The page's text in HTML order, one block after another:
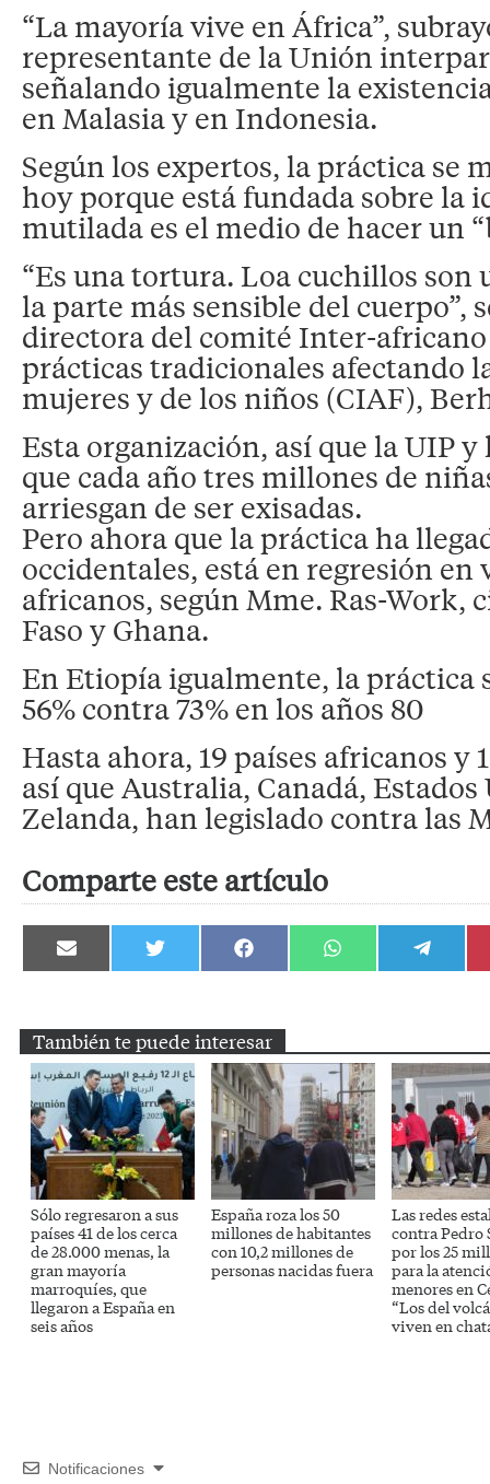
“La mayoría vive en África”,
representante de la Unión
señalando igualmente la
en Malasia y en Indonesia.
Según los expertos, la práctica se
hoy porque está fundada sobre la
mutilada es el medio de hacer un
“Es una tortura. Loa cuchillos son
la parte más sensible del cuerpo”,
directora del comité Inter-africano
prácticas tradicionales afectando
mujeres y de los niños (CIAF),
Esta organización, así que la UIP
que cada año tres millones de
arriesgan de ser exisadas.
Pero ahora que la práctica ha
occidentales, está en regresión en
africanos, según Mme. Ras-Work,
Faso y Ghana.
En Etiopía igualmente, la práctica
56% contra 73% en los años 80
Hasta ahora, 19 países africanos y
así que Australia, Canadá,
Zelanda, han legislado contra las
Comparte este artículo
Compartir
en
Compartir
en
Compartir
en
Compartir
en
Compartir
en
También te puede interesar
Sólo regresaron a sus
países 41 de los cerca
de 28.000 menas, la
gran mayoría
marroquíes, que
llegaron a España en
seis años
España roza los 50
millones de habitantes
con 10,2 millones de
personas nacidas fuera
Las redes
contra Pedro
por los 25
para la
menores en
“Los del
viven en
Notificaciones